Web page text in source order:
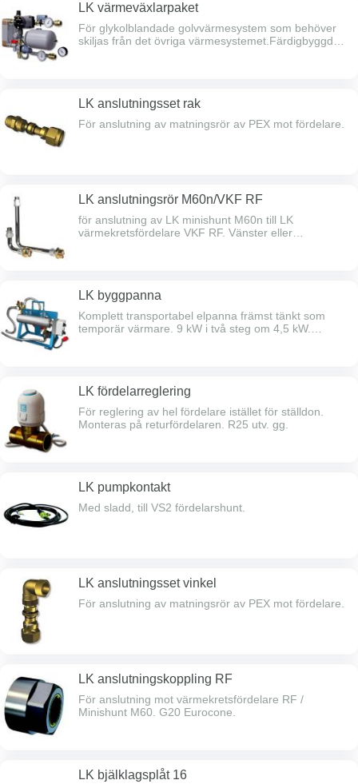
Sätesventil kvs 2,5. Backventil, avst.ventiler &
anliggningstermometrar. Max golvvärmeyta ca 300
m².
LK värmeväxlarpaket
För glykolblandade golvvärmesystem som behöver
skiljas från det övriga värmesystemet.Färdigbyggd
anliggningsgivare.Växlarpaketet är byggt så att det
passar att monteras direkt mot LK
Värmekretsfördelare RF. Paketet kan kopplas mot
LK anslutningsset rak
För anslutning av matningsrör av PEX mot fördelare.
LK anslutningsrör M60n/VKF RF
för anslutning av LK minishunt M60n till LK
värmekretsfördelare VKF RF. Vänster eller
LK byggpanna
Komplett transportabel elpanna främst tänkt som
temporär värmare. 9 kW i två steg om 4,5 kW.
kopplingshandske.För reservdelspatron se L-7236 /
6210892.
LK fördelarreglering
För reglering av hel fördelare istället för ställdon.
Monteras på returfördelaren. R25 utv. gg.
LK pumpkontakt
Med sladd, till VS2 fördelarshunt.
LK anslutningsset vinkel
För anslutning av matningsrör av PEX mot fördelare.
LK anslutningskoppling RF
För anslutning mot värmekretsfördelare RF /
Minishunt M60. G20 Eurocone.
LK bjälklagsplåt 16